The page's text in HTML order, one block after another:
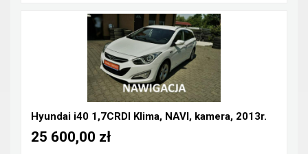
Hyundai i40 1,7CRDI Klima, NAVI, kamera, 2013r.
25 600,00 zł